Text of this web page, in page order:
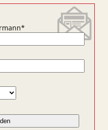
*